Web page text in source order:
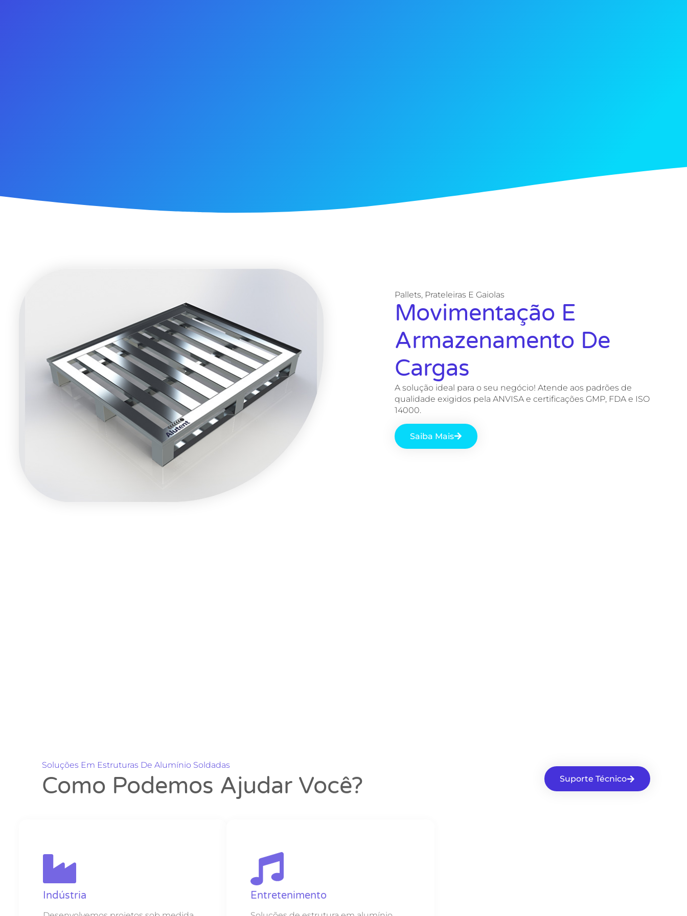
Pallets, Prateleiras E Gaiolas
Movimentação E
Armazenamento De
Cargas
A solução ideal para o seu negócio! Atende aos padrões de
qualidade exigidos pela ANVISA e certificações GMP, FDA e ISO
14000.
Saiba Mais
Soluções Em Estruturas De Alumínio Soldadas
Como Podemos Ajudar Você? Suporte Técnico
Indústria Entretenimento